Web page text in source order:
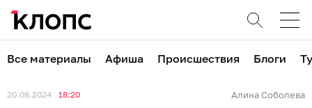
Все материалы Афиша Происшествия Блоги
20.08.2024 18:20 Алина Соболева